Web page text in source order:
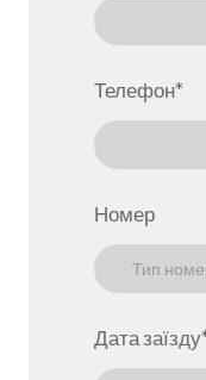
Телефон*
Номер
Дата заїзду